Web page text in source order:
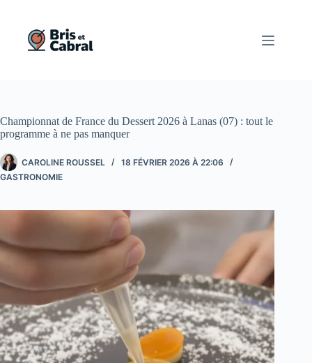
contenu
Championnat de France du Dessert 2026 à Lanas (07) : tout le
programme à ne pas manquer
CAROLINE ROUSSEL
18 FÉVRIER 2026 À 22:06
GASTRONOMIE